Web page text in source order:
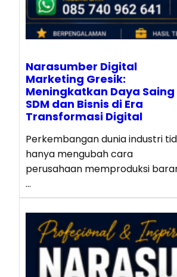
Narasumber Digital
Marketing Gresik:
Meningkatkan Daya Saing
SDM dan Bisnis di Era
Transformasi Digital
Perkembangan dunia industri
hanya mengubah cara
perusahaan memproduksi
…